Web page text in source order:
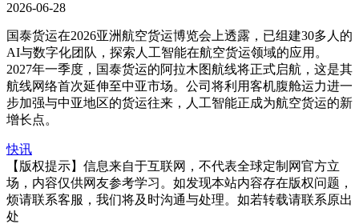
2026-06-28
国泰货运在2026亚洲航空货运博览会上透露，已组建30多人的
AI与数字化团队，探索人工智能在航空货运领域的应用。
2027年一季度，国泰货运的阿拉木图航线将正式启航，这是其
航线网络首次延伸至中亚市场。公司将利用客机腹舱运力进一
步加强与中亚地区的货运往来，人工智能正成为航空货运的新
增长点。
快讯
【版权提示】信息来自于互联网，不代表全球定制网官方立
场，内容仅供网友参考学习。如发现本站内容存在版权问题，
烦请联系客服，我们将及时沟通与处理。如若转载请联系原出
处